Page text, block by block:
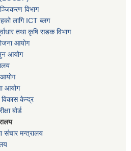
विभाग
लागि ICT ब्लग
तथा कृषि सडक विभाग
आयोग
आयोग
आयोग
केन्द्र
बोर्ड
संचार मन्त्रालय